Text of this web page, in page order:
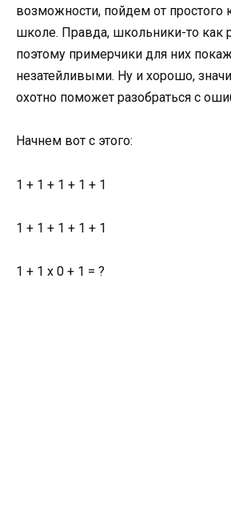
возможности, пойдем от простого
школе. Правда, школьники-то как
поэтому примерчики для них
незатейливыми. Ну и хорошо,
охотно поможет разобраться с
Начнем вот с этого:
1 + 1 + 1 + 1 + 1
1 + 1 + 1 + 1 + 1
1 + 1 х 0 + 1 = ?